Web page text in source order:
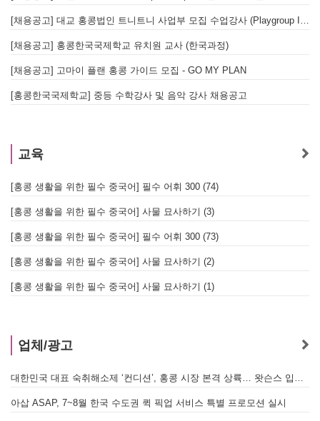
[채용공고] 홍콩한국국제학교 유치원 교사 (한국과정)
[채용공고] 고마이 플랜 홍콩 가이드 모집 - GO MY PLAN
[홍콩한국국제학교] 중등 수학강사 및 음악 강사 채용공고
교육
[홍콩 생활을 위한 필수 중국어] 필수 어휘 300 (74)
[홍콩 생활을 위한 필수 중국어] 사물 묘사하기 (3)
[홍콩 생활을 위한 필수 중국어] 필수 어휘 300 (73)
[홍콩 생활을 위한 필수 중국어] 사물 묘사하기 (2)
[홍콩 생활을 위한 필수 중국어] 사물 묘사하기 (1)
업체/광고
아삽 ASAP, 7~8월 한국 수도권 퀵 픽업 서비스 특별 프로모션 실시